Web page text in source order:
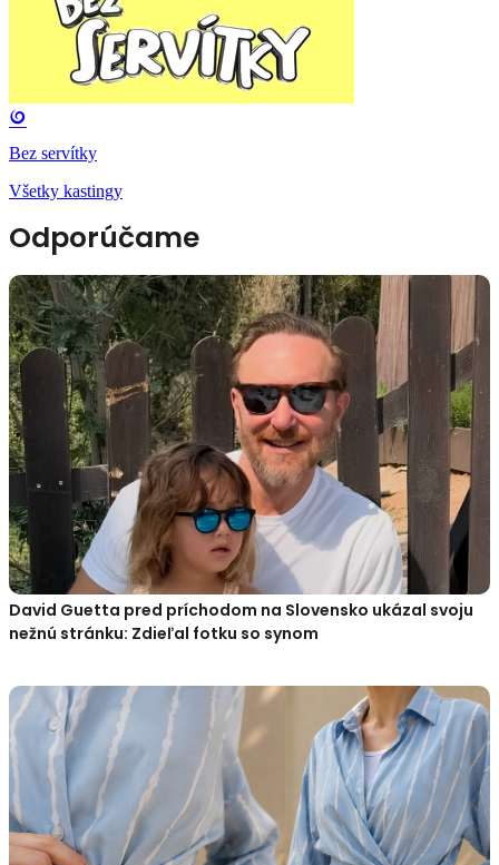
Bez servítky
Všetky kastingy
Odporúčame
David Guetta pred príchodom na Slovensko ukázal svoju
nežnú stránku: Zdieľal fotku so synom